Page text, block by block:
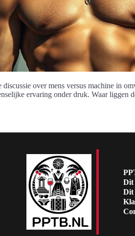
discussie over mens versus machine in
ervaring onder druk. Waar liggen
Dit
Dit